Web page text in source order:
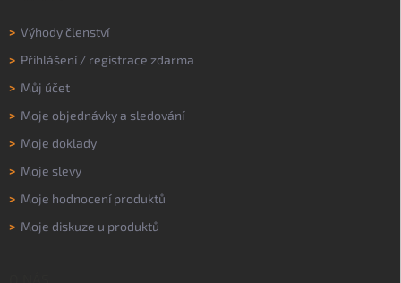
> Výhody členství
> Přihlášení/ registrace zdarma
> Můj účet
> Moje objednávky a sledování
> Moje doklady
> Moje slevy
> Moje hodnocení produktů
> Moje diskuze u produktů